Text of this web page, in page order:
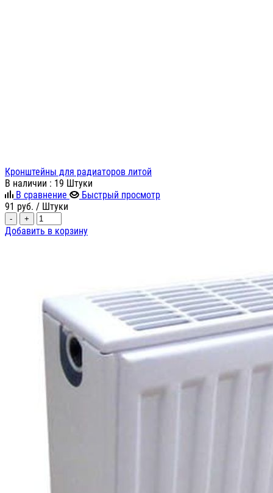
Кронштейны для радиаторов литой
В наличии : 19 Штуки
В сравнение
Быстрый просмотр
91 руб. / Штуки
- +
Добавить в корзину